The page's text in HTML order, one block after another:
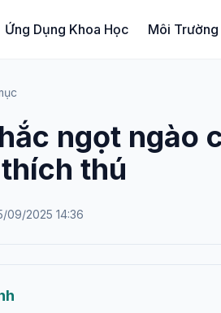
Ứng Dụng Khoa Học Môi Trường
ngọt ngào
thú
09/2025 14:36